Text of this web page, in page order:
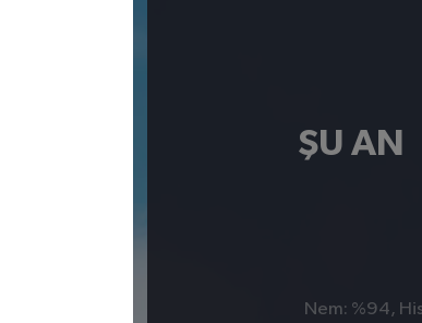
ŞU AN
Nem: %94,